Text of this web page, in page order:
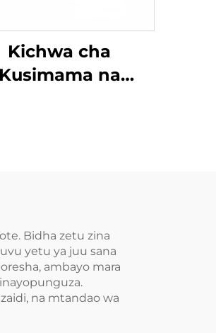
Kichwa cha
Kusimama na
Bidha zetu zina
yetu ya juu sana
ambayo mara
na mtandao wa